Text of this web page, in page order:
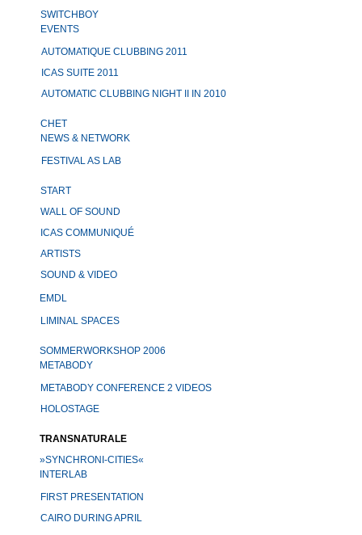
SWITCHBOY
EVENTS
AUTOMATIQUE CLUBBING 2011
ICAS SUITE 2011
AUTOMATIC CLUBBING NIGHT II IN 2010
CHET
NEWS & NETWORK
FESTIVAL AS LAB
START
WALL OF SOUND
ICAS COMMUNIQUÉ
ARTISTS
SOUND & VIDEO
EMDL
LIMINAL SPACES
SOMMERWORKSHOP 2006
METABODY
METABODY CONFERENCE 2 VIDEOS
HOLOSTAGE
TRANSNATURALE
»SYNCHRONI-CITIES«
INTERLAB
FIRST PRESENTATION
CAIRO DURING APRIL